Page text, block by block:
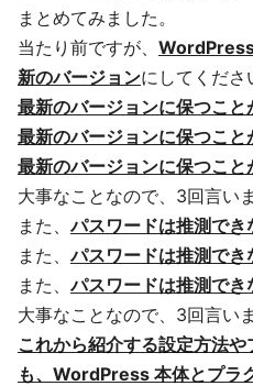
まとめてみました。
当たり前ですが、
新のバージョンにしてくださ
最新のバージョンに保つこと
最新のバージョンに保つこと
最新のバージョンに保つこと
大事なことなので、3回言いま
また、パスワードは推測でき
また、パスワードは推測でき
また、パスワードは推測でき
大事なことなので、3回言いま
これから紹介する設定方法
も、WordPress 本体とプラ